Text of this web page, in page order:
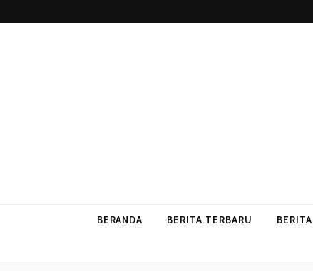
BERANDA BERITA TERBARU